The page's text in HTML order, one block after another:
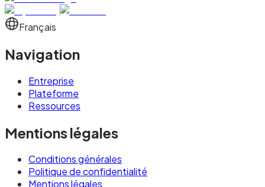
Français
Navigation
Entreprise
Plateforme
Ressources
Mentions légales
Conditions générales
Politique de confidentialité
Mentions légales